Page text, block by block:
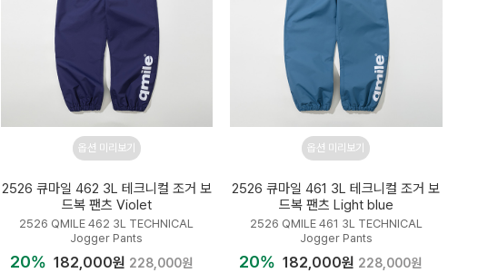
옵션 미리보기
2526 큐마일 462 3L 테크니컬 조거 보
드복 팬츠 Violet
2526 QMILE 462 3L TECHNICAL
Jogger Pants
20% 182,000원 228,000원
옵션 미리보기
2526 큐마일 461 3L 테크니컬 조거 보
드복 팬츠 Light blue
2526 QMILE 461 3L TECHNICAL
Jogger Pants
20% 182,000원 228,000원